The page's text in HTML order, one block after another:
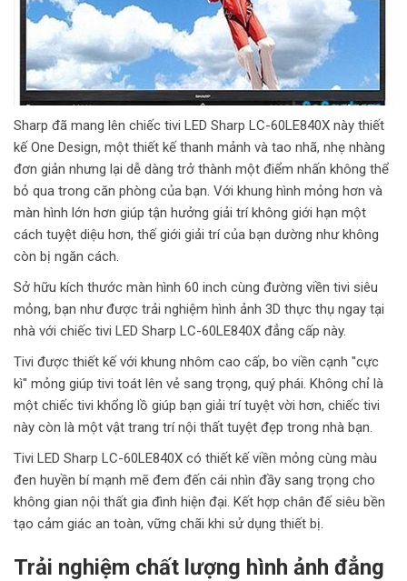
Sharp đã mang lên chiếc tivi LED Sharp LC-60LE840X này thiết
kế One Design, một thiết kế thanh mảnh và tao nhã, nhẹ nhàng
đơn giản nhưng lại dễ dàng trở thành một điểm nhấn không thể
bỏ qua trong căn phòng của bạn. Với khung hình mỏng hơn và
màn hình lớn hơn giúp tận hưởng giải trí không giới hạn một
cách tuyệt diệu hơn, thế giới giải trí của bạn dường như không
còn bị ngăn cách.
Sở hữu kích thước màn hình 60 inch cùng đường viền tivi siêu
mỏng, bạn như được trải nghiệm hình ảnh 3D thực thụ ngay tại
nhà với chiếc tivi LED Sharp LC-60LE840X đẳng cấp này.
Tivi được thiết kế với khung nhôm cao cấp, bo viền cạnh "cực
kì" mỏng giúp tivi toát lên vẻ sang trọng, quý phái. Không chỉ là
một chiếc tivi khổng lồ giúp bạn giải trí tuyệt vời hơn, chiếc tivi
này còn là một vật trang trí nội thất tuyệt đẹp trong nhà bạn.
Tivi LED Sharp LC-60LE840X có thiết kế viền mỏng cùng màu
đen huyền bí mạnh mẽ đem đến cái nhìn đầy sang trọng cho
không gian nội thất gia đình hiện đại. Kết hợp chân đế siêu bền
tạo cảm giác an toàn, vững chãi khi sử dụng thiết bị.
Trải nghiệm chất lượng hình ảnh đẳng